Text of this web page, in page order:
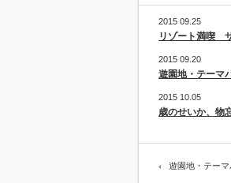
2015 09.25
リゾート満喫
2015 09.20
遊園地・テーマ
2015 10.05
歳のせいか、物
遊園地・テーマ